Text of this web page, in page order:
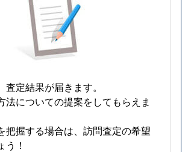
査定結果が届きます。
法についての提案をしてもらえま
把握する場合は、訪問査定の希望
う！